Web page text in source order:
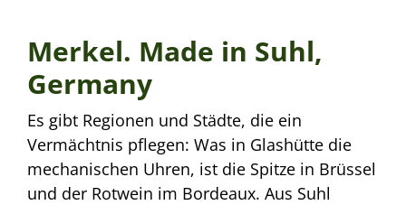
Merkel. Made in Suhl,
Germany
Es gibt Regionen und Städte, die ein
Vermächtnis pflegen: Was in Glashütte die
mechanischen Uhren, ist die Spitze in Brüssel
und der Rotwein im Bordeaux. Aus Suhl